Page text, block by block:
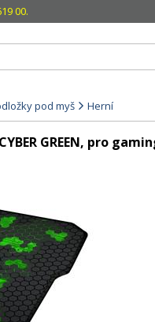
00.
pod myš Herní
GREEN, pro